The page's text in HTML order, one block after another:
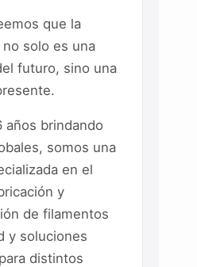
que la
solo es una
futuro, sino una
años brindando
somos una
en el
y
de filamentos
y soluciones
distintos